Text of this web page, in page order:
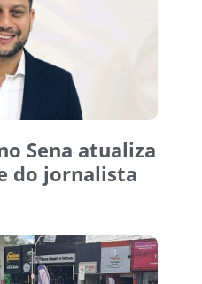
Sena atualiza
do jornalista